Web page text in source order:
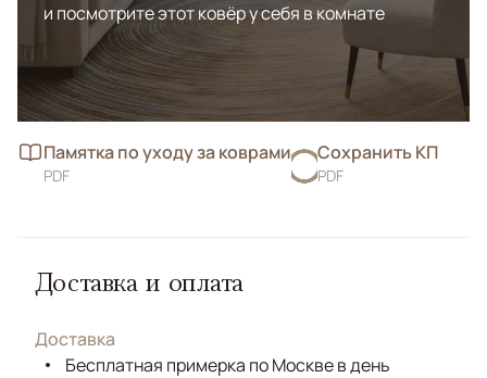
и посмотрите этот ковёр у себя в комнате
Памятка по уходу за коврами
PDF
Сохранить КП
PDF
Доставка и оплата
Доставка
Бесплатная примерка по Москве в день